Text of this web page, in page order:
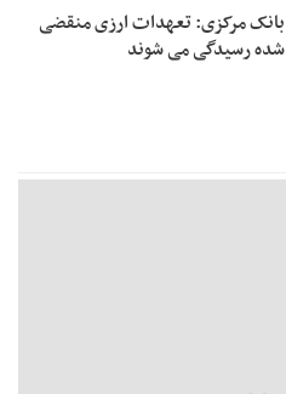
بانک مرکزی: تعهدات ارزی منقضی
شده رسیدگی می شوند